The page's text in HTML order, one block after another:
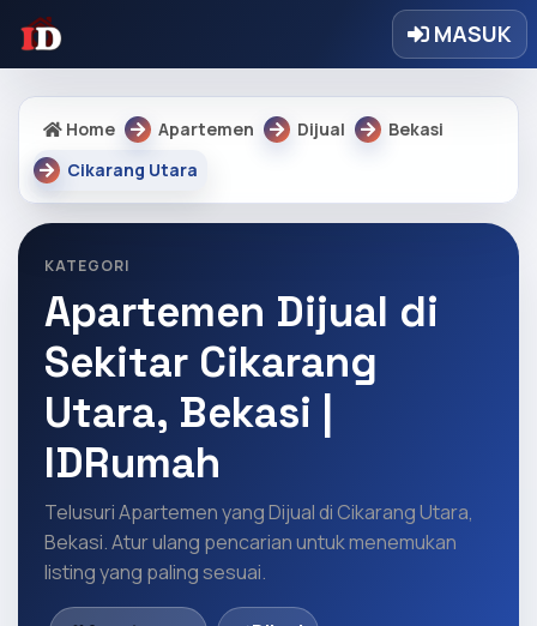
MASUK
Home Apartemen Dijual
Bekasi
Cikarang Utara
KATEGORI
Apartemen Dijual di
Sekitar Cikarang
Utara, Bekasi |
IDRumah
Telusuri Apartemen yang Dijual di Cikarang Utara,
Bekasi. Atur ulang pencarian untuk menemukan
listing yang paling sesuai.